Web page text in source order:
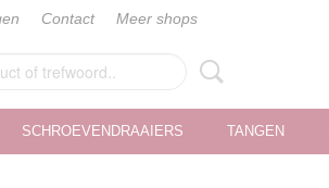
Contact Meer shops
SCHROEVENDRAAIERS TANGEN